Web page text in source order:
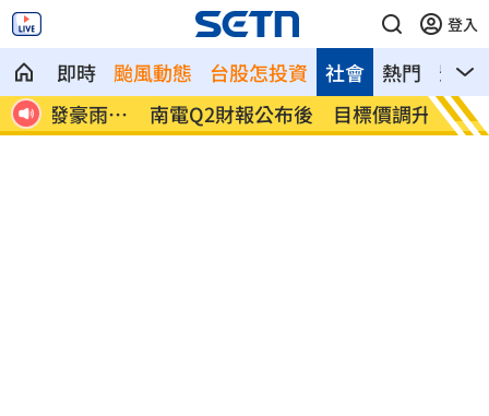
登入
即時 颱風動態 台股怎投資 熱門 影音
社會
特
南電Q2財報公布後 目標價調升 俄軍